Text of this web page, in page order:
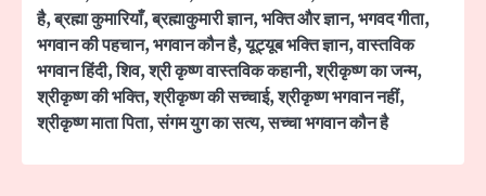
है,ब्रह्मा कुमारियाँ,ब्रह्माकुमारी ज्ञान,भक्ति और ज्ञान,भगवद गीता,
भगवान की पहचान,भगवान कौन है,यूट्यूब भक्ति ज्ञान,वास्तविक
भगवान हिंदी,शिव,श्री कृष्ण वास्तविक कहानी,श्रीकृष्ण का जन्म,
श्रीकृष्ण की भक्ति,श्रीकृष्ण की सच्चाई,श्रीकृष्ण भगवान नहीं,
श्रीकृष्ण माता पिता,संगम युग का सत्य,सच्चा भगवान कौन है